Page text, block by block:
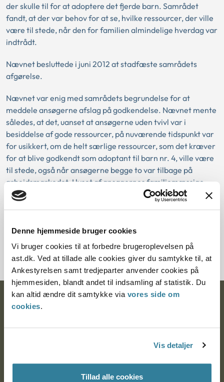
Denne hjemmeside bruger cookies
Vi bruger cookies til at forbedre brugeroplevelsen på
ast.dk. Ved at tillade alle cookies giver du samtykke til, at
Ankestyrelsen samt tredjeparter anvender cookies på
hjemmesiden, blandt andet til indsamling af statistik. Du
kan altid ændre dit samtykke via vores side om
cookies.
Vis detaljer
Tillad alle cookies
der skulle til for at adoptere det fjerde barn. Samrådet
fandt, at der var behov for at se, hvilke ressourcer, der ville
være til stede, når den for familien almindelige hverdag var
indtrådt.
Nævnet besluttede i juni 2012 at stadfæste samrådets
afgørelse.
Nævnet var enig med samrådets begrundelse for at
meddele ansøgerne afslag på godkendelse. Nævnet mente
således, at det, uanset at ansøgerne uden tvivl var i
besiddelse af gode ressourcer, på nuværende tidspunkt var
for usikkert, om de helt særlige ressourcer, som det kræver
for at blive godkendt som adoptant til barn nr. 4, ville være
til stede, også når ansøgerne begge to var tilbage på
arbejdsmarkedet. I lyset af ansøgernes familiemæssige
situation fandt nævnet således, at der var behov for indblik
sikkert grundlag for at vurdere, hvorvidt ansøgerne havde
de fornødne ressourcer til at optage yderligere et
adoptivbarn i familien.
Ankestyrelsen